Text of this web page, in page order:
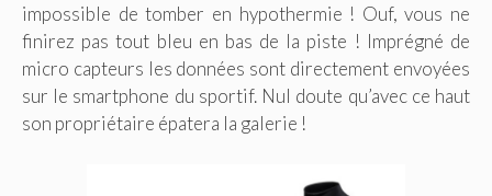
impossible de tomber en hypothermie ! Ouf, vous ne
finirez pas tout bleu en bas de la piste ! Imprégné de
micro capteurs les données sont directement envoyées
sur le smartphone du sportif. Nul doute qu’avec ce haut
son propriétaire épatera la galerie !